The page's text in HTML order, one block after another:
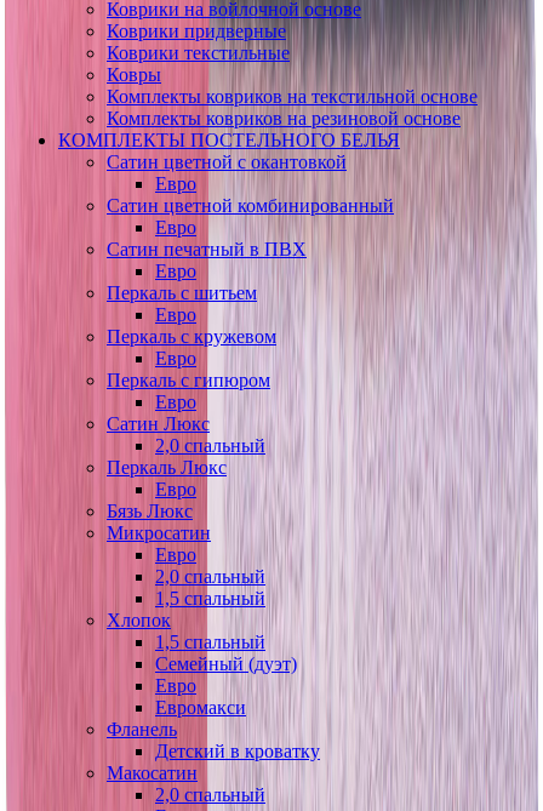
Коврики на войлочной основе
Коврики придверные
Коврики текстильные
Ковры
Комплекты ковриков на текстильной основе
Комплекты ковриков на резиновой основе
КОМПЛЕКТЫ ПОСТЕЛЬНОГО БЕЛЬЯ
Сатин цветной с окантовкой
Евро
Сатин цветной комбинированный
Евро
Сатин печатный в ПВХ
Евро
Перкаль с шитьем
Евро
Перкаль с кружевом
Евро
Перкаль с гипюром
Евро
Сатин Люкс
2,0 спальный
Перкаль Люкс
Евро
Бязь Люкс
Микросатин
Евро
2,0 спальный
1,5 спальный
Хлопок
1,5 спальный
Семейный (дуэт)
Евро
Евромакси
Фланель
Детский в кроватку
Макосатин
2,0 спальный